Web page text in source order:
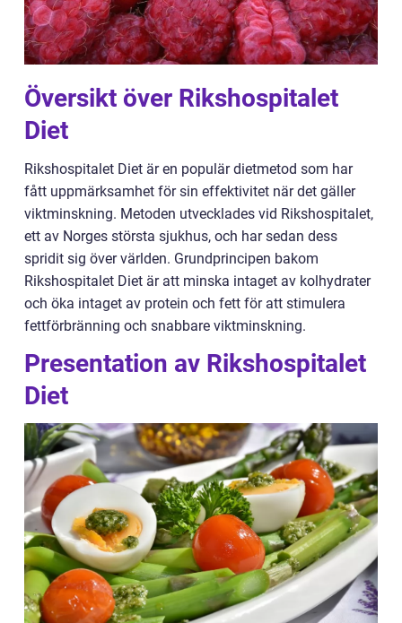
Översikt över Rikshospitalet
Diet
Rikshospitalet Diet är en populär dietmetod som har
fått uppmärksamhet för sin effektivitet när det gäller
viktminskning. Metoden utvecklades vid Rikshospitalet,
ett av Norges största sjukhus, och har sedan dess
spridit sig över världen. Grundprincipen bakom
Rikshospitalet Diet är att minska intaget av kolhydrater
och öka intaget av protein och fett för att stimulera
fettförbränning och snabbare viktminskning.
Presentation av Rikshospitalet
Diet